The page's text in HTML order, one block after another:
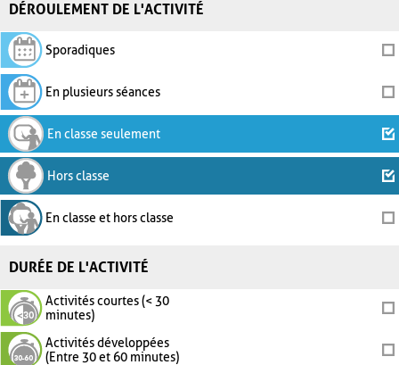
DÉROULEMENT DE L'ACTIVITÉ
Sporadiques
En plusieurs séances
En classe seulement
Hors classe
En classe et hors classe
DURÉE DE L'ACTIVITÉ
Activités courtes (< 30
minutes)
Activités développées
(Entre 30 et 60 minutes)